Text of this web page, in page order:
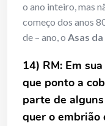
o ano inteiro, mas
começo dos anos
de – ano, o Asas
14) RM: Em
que ponto a
parte de
quer o embrião